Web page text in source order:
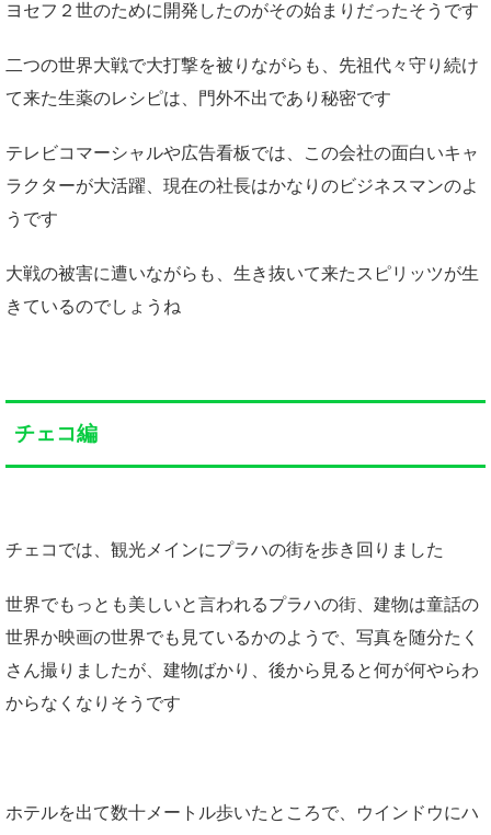
ヨセフ２世のために開発したのがその始まりだったそうです
二つの世界大戦で大打撃を被りながらも、先祖代々守り続け
て来た生薬のレシピは、門外不出であり秘密です
テレビコマーシャルや広告看板では、この会社の面白いキャ
ラクターが大活躍、現在の社長はかなりのビジネスマンのよ
うです
大戦の被害に遭いながらも、生き抜いて来たスピリッツが生
きているのでしょうね
チェコ編
チェコでは、観光メインにプラハの街を歩き回りました
世界でもっとも美しいと言われるプラハの街、建物は童話の
世界か映画の世界でも見ているかのようで、写真を随分たく
さん撮りましたが、建物ばかり、後から見ると何が何やらわ
からなくなりそうです
ホテルを出て数十メートル歩いたところで、ウインドウにハ